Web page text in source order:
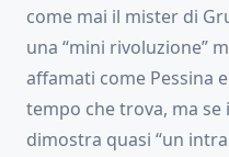
come mai il mister di
una “mini rivoluzione”
affamati come Pessina
tempo che trova, ma
dimostra quasi “un